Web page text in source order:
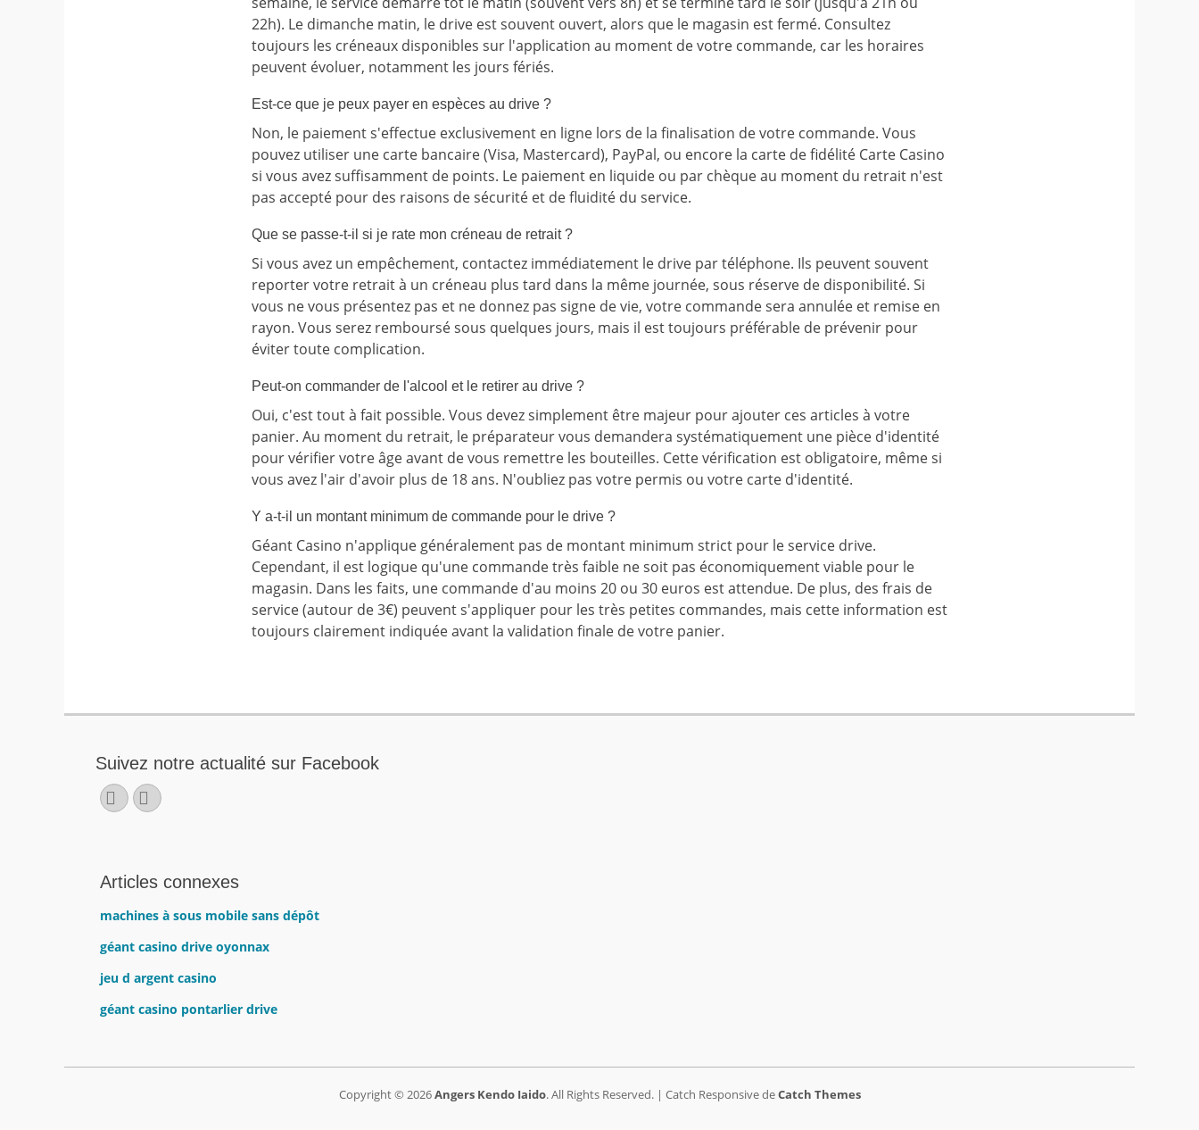
22h). Le dimanche matin, le drive est souvent ouvert, alors que le magasin est fermé. Consultez
toujours les créneaux disponibles sur l'application au moment de votre commande, car les horaires
peuvent évoluer, notamment les jours fériés.
Est-ce que je peux payer en espèces au drive ?
Non, le paiement s'effectue exclusivement en ligne lors de la finalisation de votre commande. Vous
pouvez utiliser une carte bancaire (Visa, Mastercard), PayPal, ou encore la carte de fidélité Carte Casino
si vous avez suffisamment de points. Le paiement en liquide ou par chèque au moment du retrait n'est
pas accepté pour des raisons de sécurité et de fluidité du service.
Que se passe-t-il si je rate mon créneau de retrait ?
Si vous avez un empêchement, contactez immédiatement le drive par téléphone. Ils peuvent souvent
reporter votre retrait à un créneau plus tard dans la même journée, sous réserve de disponibilité. Si
vous ne vous présentez pas et ne donnez pas signe de vie, votre commande sera annulée et remise en
rayon. Vous serez remboursé sous quelques jours, mais il est toujours préférable de prévenir pour
éviter toute complication.
Peut-on commander de l'alcool et le retirer au drive ?
Oui, c'est tout à fait possible. Vous devez simplement être majeur pour ajouter ces articles à votre
panier. Au moment du retrait, le préparateur vous demandera systématiquement une pièce d'identité
pour vérifier votre âge avant de vous remettre les bouteilles. Cette vérification est obligatoire, même si
vous avez l'air d'avoir plus de 18 ans. N'oubliez pas votre permis ou votre carte d'identité.
Y a-t-il un montant minimum de commande pour le drive ?
Géant Casino n'applique généralement pas de montant minimum strict pour le service drive.
Cependant, il est logique qu'une commande très faible ne soit pas économiquement viable pour le
magasin. Dans les faits, une commande d'au moins 20 ou 30 euros est attendue. De plus, des frais de
service (autour de 3€) peuvent s'appliquer pour les très petites commandes, mais cette information est
toujours clairement indiquée avant la validation finale de votre panier.
Suivez notre actualité sur Facebook
Facebook
E-
mail
Articles connexes
machines à sous mobile sans dépôt
géant casino drive oyonnax
jeu d argent casino
géant casino pontarlier drive
Copyright © 2026Angers Kendo Iaido. All Rights Reserved. | Catch Responsive deCatch Themes